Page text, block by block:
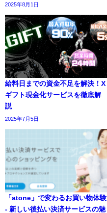
2025年8月1日
給料日までの資金不足を解決！X
ギフト現金化サービスを徹底解
説
2025年7月5日
「atone」で変わるお買い物体験
- 新しい後払い決済サービスの魅